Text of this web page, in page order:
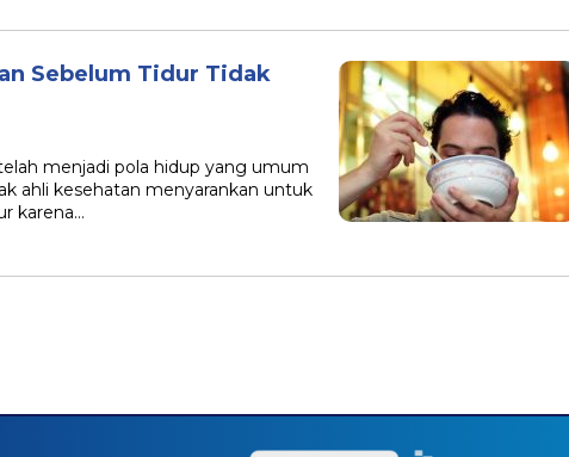
Sebelum Tidur Tidak
menjadi pola hidup yang umum
ahli kesehatan menyarankan untuk
karena…